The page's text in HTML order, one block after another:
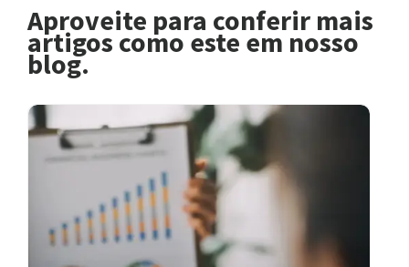
Aproveite para conferir mais
artigos como este em nosso
blog.